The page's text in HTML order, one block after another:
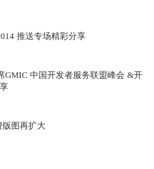
推送专场精彩分享
GMIC 中国开发者服务联盟峰会 &开
版图再扩大